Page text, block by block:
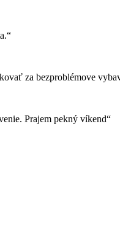
za bezproblémove
Prajem pekný víkend“